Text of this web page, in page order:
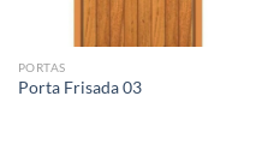
PORTAS
Porta Frisada 03